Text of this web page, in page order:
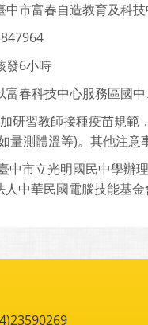
中市富春自造教育及科
發6小時
春科技中心服務區國
研習教師接種疫苗規
量測體溫等)。其他注意
中市立光明國民中學辦
人中華民國電腦技能基